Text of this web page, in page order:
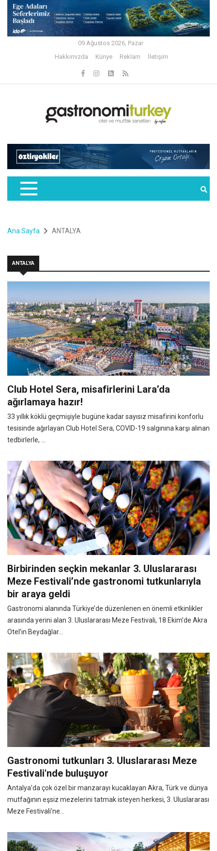
09 Ağustos 2026, Pazar
Hakkımızda
Künye Reklam İletişim
Ana Sayfa ANTALYA
ANTALYA
Club Hotel Sera, misafirlerini Lara’da
ağırlamaya hazır!
33 yıllık köklü geçmişiyle bugüne kadar sayısız misafirini konforlu
tesisinde ağırlayan Club Hotel Sera, COVID-19 salgınına karşı alınan
tedbirlerle, ...
Birbirinden seçkin mekanlar 3. Uluslararası
Meze Festivali’nde gastronomi tutkunlarıyla
bir araya geldi
Gastronomi alanında Türkiye’de düzenlenen en önemli etkinlikler
arasında yerini alan 3. Uluslararası Meze Festivali, 18 Ekim’de Akra
Otel’in Beydağlar...
Gastronomi tutkunları 3. Uluslararası Meze
Festivali'nde buluşuyor
Antalya’da çok özel bir manzarayı kucaklayan Akra, Türk ve dünya
mutfağının eşsiz mezelerini tatmak isteyen herkesi, 3. Uluslararası
Meze Festivali’ne...